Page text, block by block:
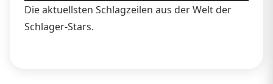
Die aktuellsten Schlagzeilen aus der Welt der
Schlager-Stars.